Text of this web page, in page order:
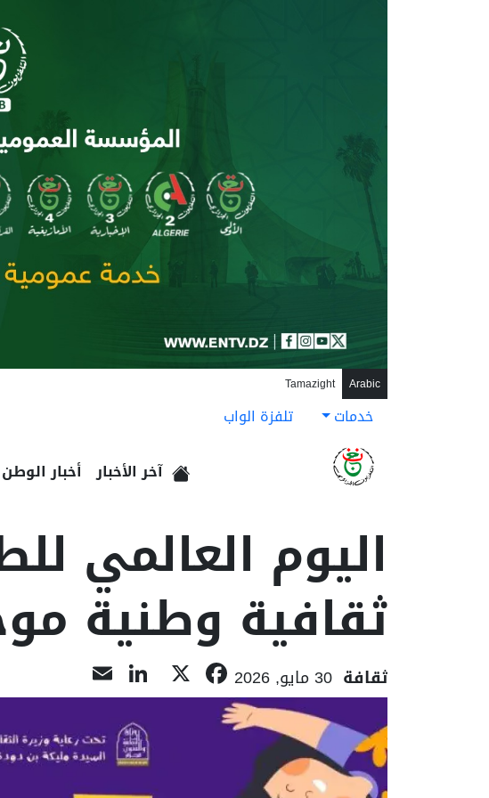
Arabic
Tamazight
خدمات تلفزة الواب
آخر الأخبار أخبار الوطن
اليوم العالمي
ثقافية وطنية
ثقافة 30 مايو, 2026 Facebook
LinkedIn